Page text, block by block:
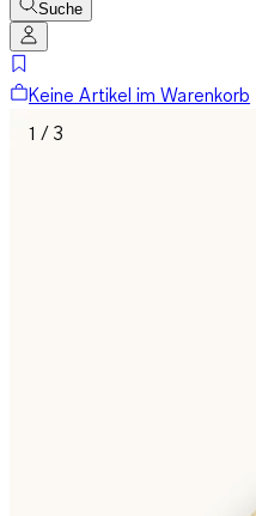
Suche
Keine Artikel im Warenkorb
1 / 3